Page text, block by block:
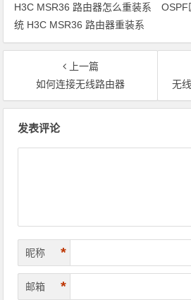
H3C MSR36 路由器怎么重装系
统 H3C MSR36 路由器重装系
统方法
OSPF
上一篇
如何连接无线路由器
无线
发表评论
昵称 *
邮箱 *